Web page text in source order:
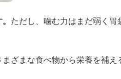
ただし、噛む力はまだ弱く
ざまな食べ物から栄養を補え